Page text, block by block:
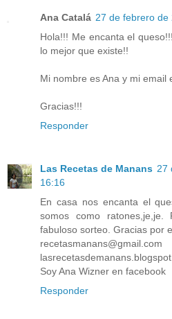
Ana Catalá 27 de febrero de
Hola!!! Me encanta el
lo mejor que existe!!
Mi nombre es Ana y mi email
Gracias!!!
Responder
Las Recetas de Manans 27
16:16
En casa nos encanta el
somos como
fabuloso sorteo. Gracias por
recetasmanans@gmail.com
Soy Ana Wizner en facebook
Responder